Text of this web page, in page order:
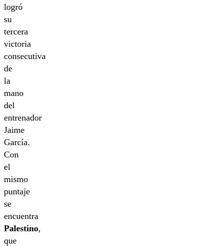
logró
su
tercera
victoria
consecutiva
de
la
mano
del
entrenador
Jaime
García.
Con
el
mismo
puntaje
se
encuentra
Palestino,
que